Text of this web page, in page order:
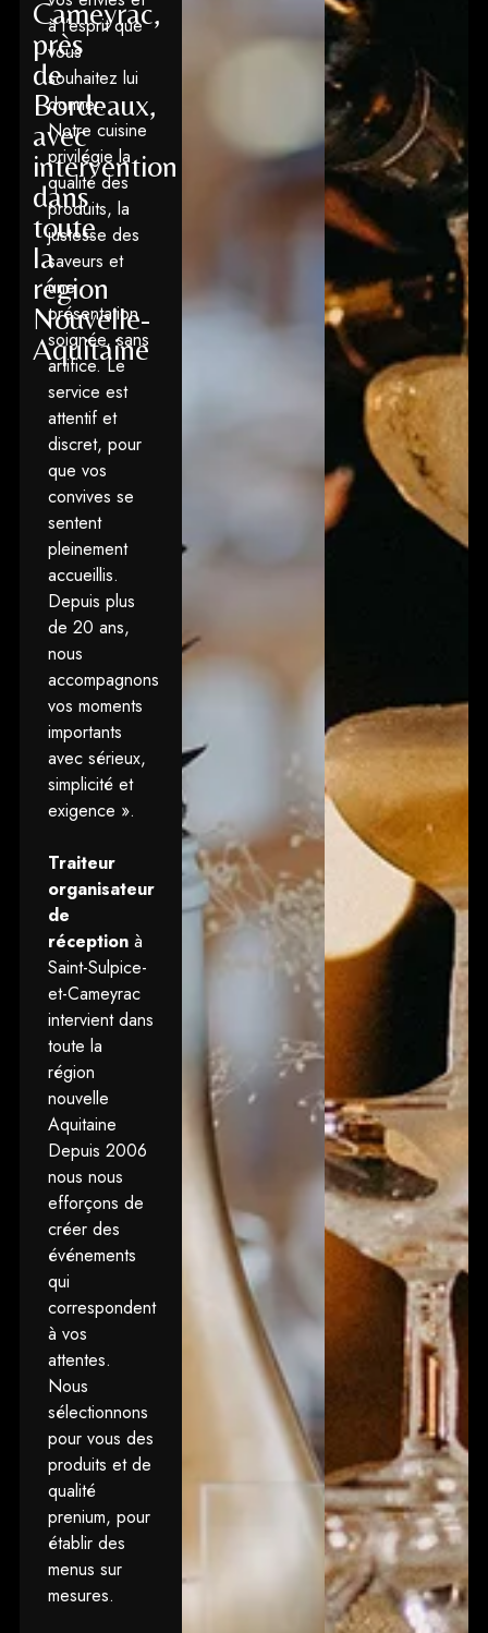
Cameyrac,
près
de
Bordeaux,
avec
intervention
dans
toute
la
région
Nouvelle-
Aquitaine
à l’esprit que
vous
souhaitez lui
donner.
Notre cuisine
privilégie la
qualité des
produits, la
justesse des
saveurs et
une
présentation
soignée, sans
artifice. Le
service est
attentif et
discret, pour
que vos
convives se
sentent
pleinement
accueillis.
Depuis plus
de 20 ans,
nous
accompagnons
vos moments
importants
avec sérieux,
simplicité et
exigence ».
Traiteur
organisateur
de
réceptionà
Saint-Sulpice-
et-Cameyrac
intervient dans
toute la
région
nouvelle
Aquitaine
Depuis 2006
nous nous
efforçons de
créer des
événements
qui
correspondent
à vos
attentes.
Nous
sélectionnons
pour vous des
produits et de
qualité
prenium, pour
établir des
menus sur
mesures.